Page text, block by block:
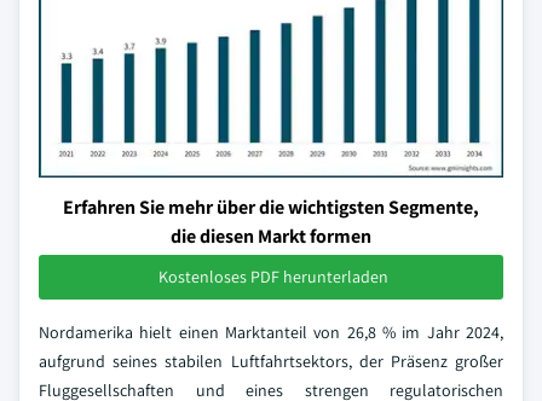
Erfahren Sie mehr über die wichtigsten Segmente,
die diesen Markt formen
Kostenloses PDF herunterladen
Nordamerika hielt einen Marktanteil von 26,8 % im Jahr 2024,
aufgrund seines stabilen Luftfahrtsektors, der Präsenz großer
Fluggesellschaften und eines strengen regulatorischen